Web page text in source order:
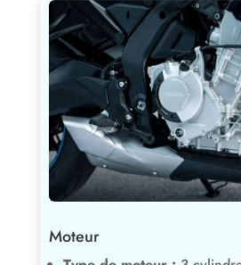
Moteur
Type de moteur : 3
temps
Refroidissement :
Liquide